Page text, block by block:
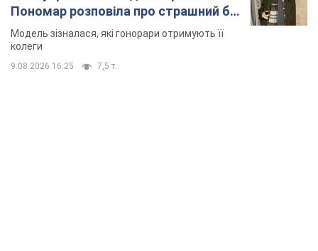
Пономар розповіла про страшний бік
модельної кар’єри
Модель зізналася, які гонорари отримують її
колеги
9.08.2026 16:25 7,5 т.